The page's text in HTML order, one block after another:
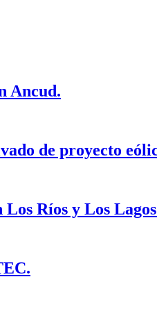
Ancud.
de proyecto
Ríos y Los